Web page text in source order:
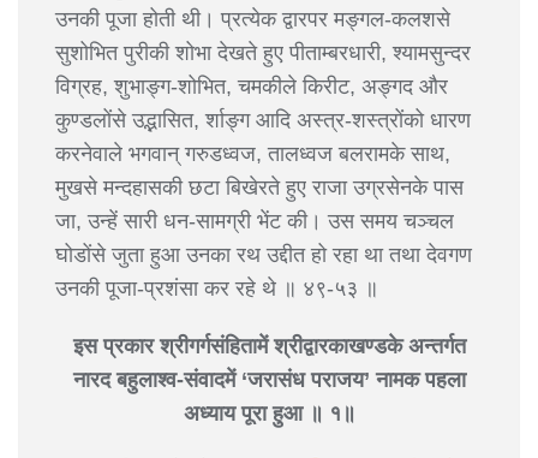
उनकी पूजा होती थी। प्रत्येक द्वारपर मङ्गल-कलशसे
सुशोभित पुरीकी शोभा देखते हुए पीताम्बरधारी, श्यामसुन्दर
विग्रह, शुभाङ्ग-शोभित, चमकीले किरीट, अङ्गद और
कुण्डलोंसे उद्भासित, र्शाङ्ग आदि अस्त्र-शस्त्रोंको धारण
करनेवाले भगवान् गरुडध्वज, तालध्वज बलरामके साथ,
मुखसे मन्दहासकी छटा बिखेरते हुए राजा उग्रसेनके पास
जा, उन्हें सारी धन-सामग्री भेंट की। उस समय चञ्चल
घोडोंसे जुता हुआ उनका रथ उद्दीत हो रहा था तथा देवगण
उनकी पूजा-प्रशंसा कर रहे थे ॥ ४९-५३ ॥
इस प्रकार श्रीगर्गसंहितामें श्रीद्वारकाखण्डके अन्तर्गत
नारद बहुलाश्व-संवादमें ‘जरासंध पराजय’ नामक पहला
अध्याय पूरा हुआ ॥ १॥